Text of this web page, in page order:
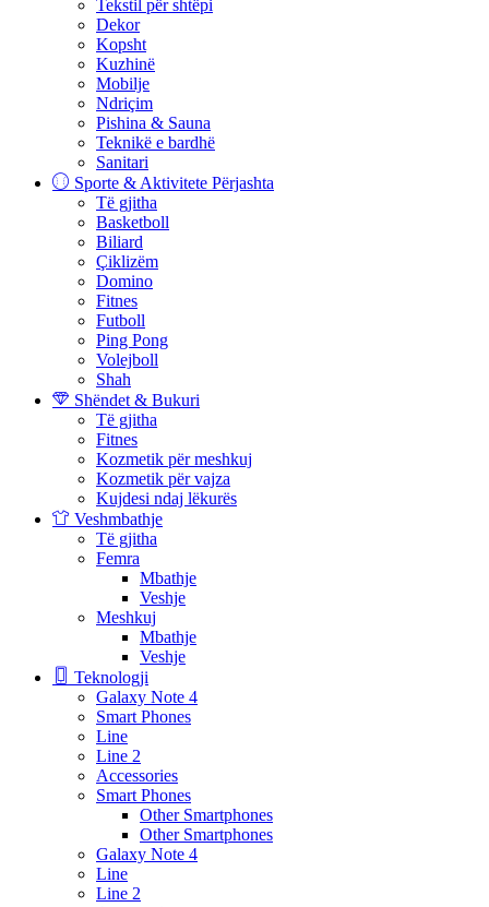
Tekstil për shtëpi
Dekor
Kopsht
Kuzhinë
Mobilje
Ndriçim
Pishina & Sauna
Teknikë e bardhë
Sanitari
Sporte & Aktivitete Përjashta
Të gjitha
Basketboll
Biliard
Çiklizëm
Domino
Fitnes
Futboll
Ping Pong
Volejboll
Shah
Shëndet & Bukuri
Të gjitha
Fitnes
Kozmetik për meshkuj
Kozmetik për vajza
Kujdesi ndaj lëkurës
Veshmbathje
Të gjitha
Femra
Mbathje
Veshje
Meshkuj
Mbathje
Veshje
Teknologji
Galaxy Note 4
Smart Phones
Line
Line 2
Accessories
Smart Phones
Other Smartphones
Other Smartphones
Galaxy Note 4
Line
Line 2